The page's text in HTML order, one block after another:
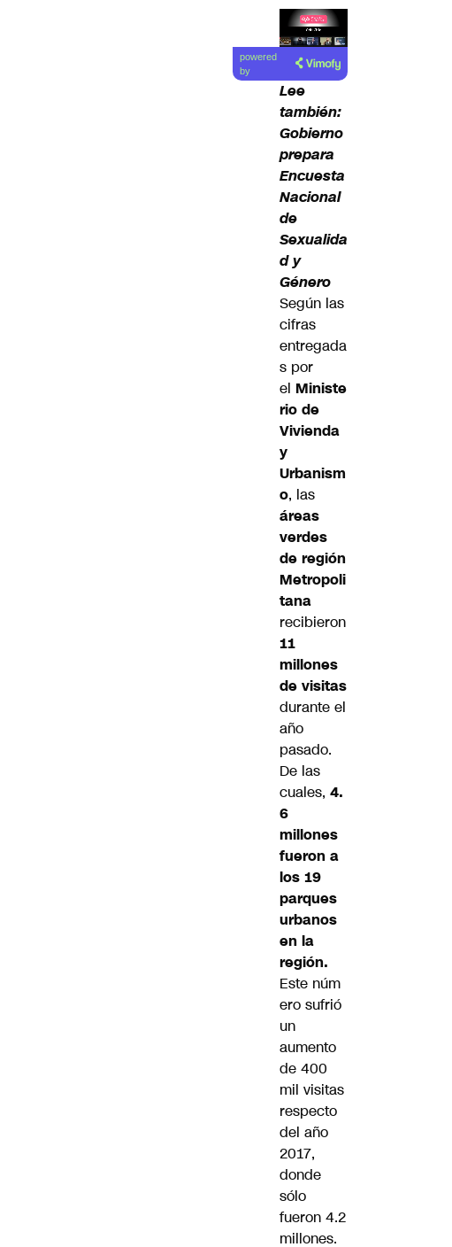
Lea el
artículo
powered
by
Lee
también:
Gobierno
prepara
Encuesta
Nacional
de
Sexualida
d y
Género
Según las
cifras
entregada
s por
el Ministe
rio de
Vivienda
y
Urbanism
o, las
áreas
verdes
de región
Metropoli
tana
recibieron
11
millones
de visitas
durante el
año
pasado.
De las
cuales, 4.
6
millones
fueron a
los 19
parques
urbanos
en la
región.
Este núm
ero sufrió
un
aumento
de 400
mil visitas
respecto
del año
2017,
donde
sólo
fueron 4.2
millones.